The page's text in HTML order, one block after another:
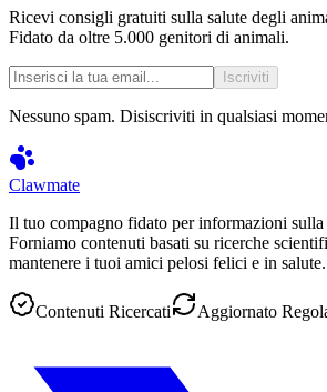
Ricevi consigli gratuiti sulla salute degli
Fidato da oltre 5.000 genitori di animali.
Iscriviti
Nessuno spam. Disiscriviti in qualsiasi
Clawmate
Il tuo compagno fidato per informazioni
Forniamo contenuti basati su ricerche
mantenere i tuoi amici pelosi felici e in salute.
Contenuti Ricercati Aggiornato